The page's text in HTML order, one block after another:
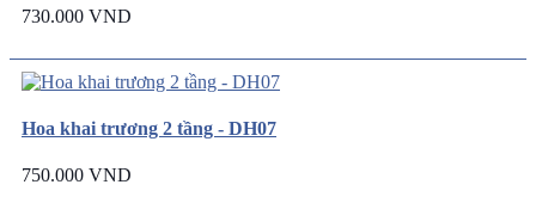
730.000 VND
Hoa khai trương 2 tầng - DH07
750.000 VND